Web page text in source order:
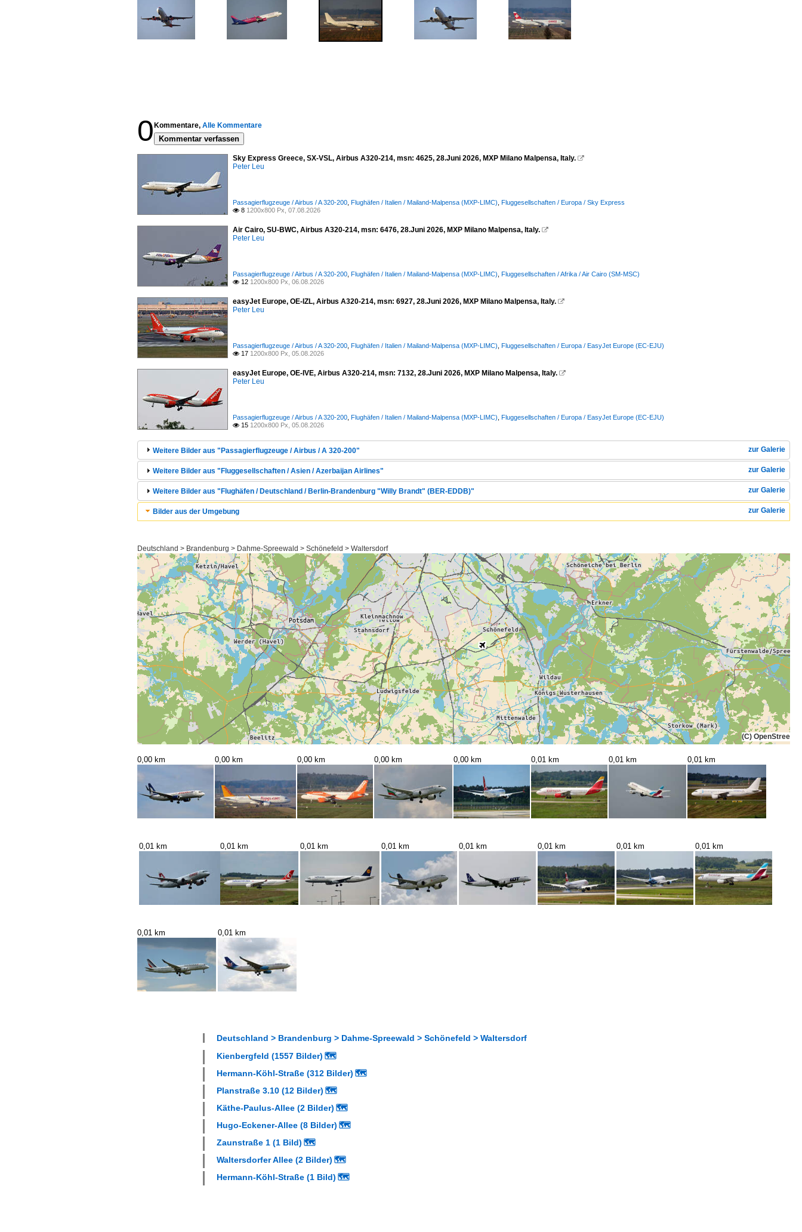
0 Kommentare, Alle Kommentare
Kommentar verfassen
Sky Express Greece, SX-VSL, Airbus A320-214, msn: 4625, 28.Juni 2026, MXP Milano Malpensa, Italy. 
Peter Leu
Passagierflugzeuge / Airbus / A 320-200 Flughäfen / Italien / Mailand-Malpensa (MXP-LIMC) Fluggesellschaften / Europa / Sky Express
 8 1200x800 Px, 07.08.2026
Air Cairo, SU-BWC, Airbus A320-214, msn: 6476, 28.Juni 2026, MXP Milano Malpensa, Italy. 
Peter Leu
Passagierflugzeuge / Airbus / A 320-200 Flughäfen / Italien / Mailand-Malpensa (MXP-LIMC) Fluggesellschaften / Afrika / Air Cairo (SM-MSC)
 12 1200x800 Px, 06.08.2026
easyJet Europe, OE-IZL, Airbus A320-214, msn: 6927, 28.Juni 2026, MXP Milano Malpensa, Italy. 
Peter Leu
Passagierflugzeuge / Airbus / A 320-200 Flughäfen / Italien / Mailand-Malpensa (MXP-LIMC) Fluggesellschaften / Europa / EasyJet Europe (EC-EJU)
 17 1200x800 Px, 05.08.2026
easyJet Europe, OE-IVE, Airbus A320-214, msn: 7132, 28.Juni 2026, MXP Milano Malpensa, Italy. 
Peter Leu
Passagierflugzeuge / Airbus / A 320-200 Flughäfen / Italien / Mailand-Malpensa (MXP-LIMC) Fluggesellschaften / Europa / EasyJet Europe (EC-EJU)
 15 1200x800 Px, 05.08.2026
zur Galerie
Weitere Bilder aus "Passagierflugzeuge / Airbus / A 320-200"
zur Galerie
Weitere Bilder aus "Fluggesellschaften / Asien / Azerbaijan Airlines"
zur Galerie
Weitere Bilder aus "Flughäfen / Deutschland / Berlin-Brandenburg "Willy Brandt" (BER-EDDB)"
zur Galerie
Bilder aus der Umgebung
Deutschland > Brandenburg > Dahme-Spreewald > Schönefeld > Waltersdorf
(C)
0,00 km 0,00 km 0,00 km 0,00 km 0,00 km 0,01 km 0,01 km 0,01 km
0,01 km 0,01 km 0,01 km 0,01 km 0,01 km 0,01 km 0,01 km 0,01 km
0,01 km 0,01 km
Deutschland > Brandenburg > Dahme-Spreewald > Schönefeld > Waltersdorf
Kienbergfeld (1557 Bilder) 🗺
Hermann-Köhl-Straße (312 Bilder) 🗺
Planstraße 3.10 (12 Bilder) 🗺
Käthe-Paulus-Allee (2 Bilder) 🗺
Hugo-Eckener-Allee (8 Bilder) 🗺
Zaunstraße 1 (1 Bild) 🗺
Waltersdorfer Allee (2 Bilder) 🗺
Hermann-Köhl-Straße (1 Bild) 🗺